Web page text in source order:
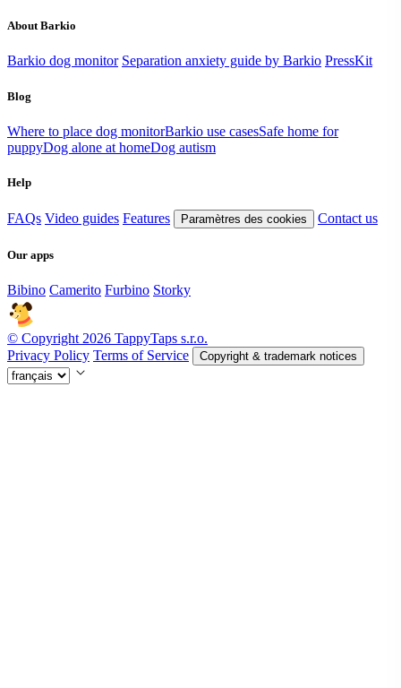
About Barkio
Barkio dog monitor Separation anxiety guide by Barkio PressKit
Blog
Where to place dog monitorBarkio use casesSafe home for
puppyDog alone at homeDog autism
Help
FAQs Video guides Features Paramètres des cookies Contact us
Our apps
Bibino Camerito Furbino Storky
© Copyright 2026 TappyTaps s.r.o.
Privacy Policy Terms of Service Copyright & trademark notices